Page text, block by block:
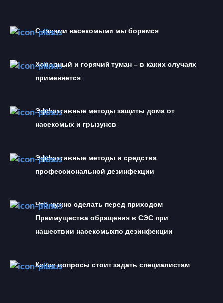
С какими насекомыми мы боремся
Холодный и горячий туман – в каких случаях
применяется
Эффективные методы защиты дома от
насекомых и грызунов
Эффективные методы и средства
профессиональной дезинфекции
Что нужно сделать перед приходом
Преимущества обращения в СЭС при
нашествии насекомыхпо дезинфекции
Какие вопросы стоит задать специалистам